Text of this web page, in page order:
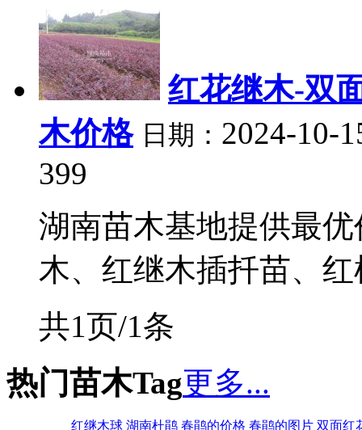
红花继木-双
木价格 日期： 2024-10-
399
湖南苗木基地提供最
木、红继木插扦苗、红
共1页/1条
热门苗木Tag更多...
红继木球 湖南杜鹃 春鹃的价格 春鹃的图片 双面红